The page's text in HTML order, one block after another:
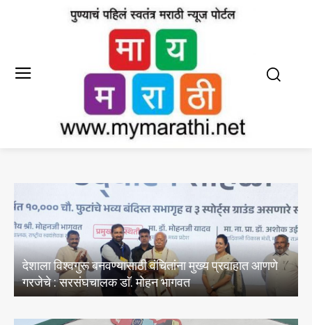
E20 पेट्रोल मधील पाण्याचे अभिसरण आणि क्लोराइडचे
अस्तित्वासंबंधी तेल विपणन कंपन्यांनी केल्या चाचण्या